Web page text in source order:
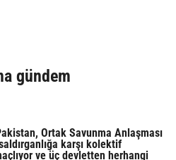
gündem
Ortak Savunma Anlaşması
karşı kolektif
ve üç devletten herhangi